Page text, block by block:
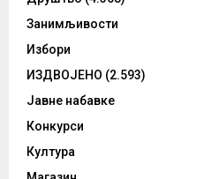
Занимљивости
Избори
ИЗДВОЈЕНО (2.593)
Јавне набавке
Конкурси
Култура